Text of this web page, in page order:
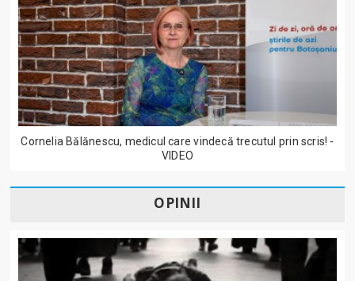
Cornelia Bălănescu, medicul care vindecă trecutul prin scris! -
VIDEO
OPINII